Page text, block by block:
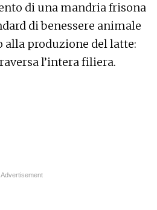
di una mandria frisona
di benessere animale
alla produzione del latte:
l’intera filiera.